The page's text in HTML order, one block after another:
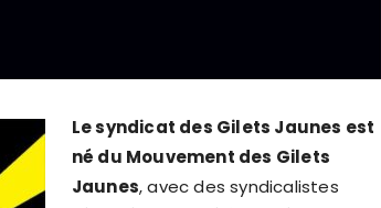
Le syndicat des Gilets Jaunes est
né du Mouvement des Gilets
Jaunes, avec des syndicalistes